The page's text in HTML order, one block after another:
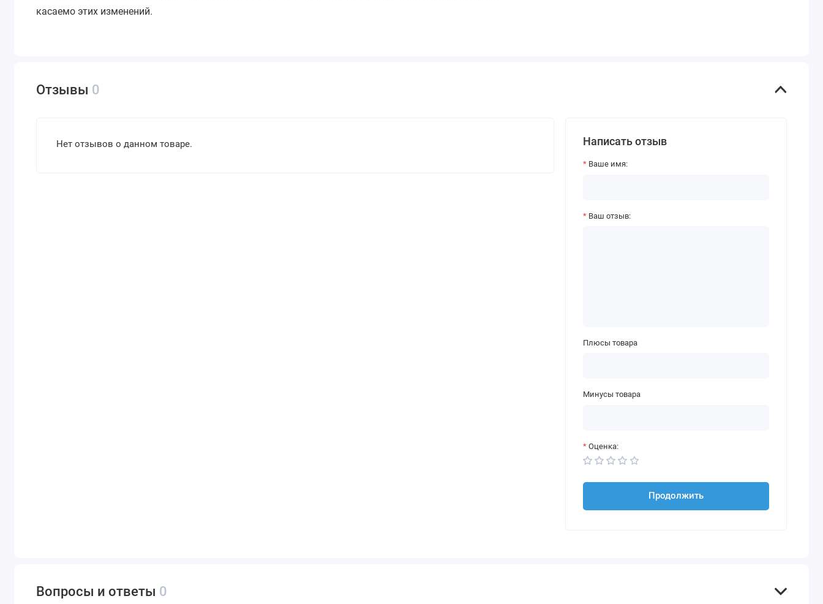
касаемо этих изменений.
Отзывы 0
Нет отзывов о данном товаре. Написать отзыв
Ваше имя:
Ваш отзыв:
Плюсы товара
Минусы товара
Оценка:
Продолжить
Вопросы и ответы 0